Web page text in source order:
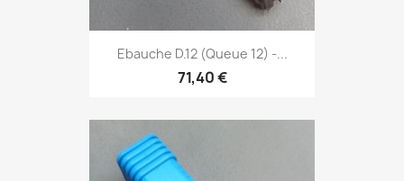
Ebauche D.12 (Queue 12) -...
71,40 €